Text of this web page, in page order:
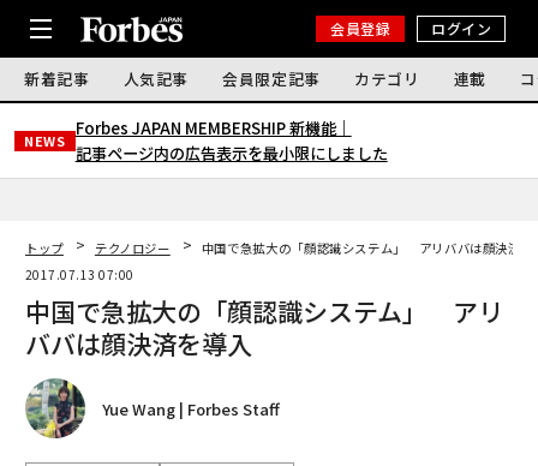
会員登録 ログイン
新着記事 人気記事 会員限定記事 カテゴリ 連載
NEWS
Forbes JAPAN MEMBERSHIP 新機能｜
記事ページ内の広告表示を最小限にしました
トップ テクノロジー
中国で急拡大の「顔認識システム」 アリババは顔決済を
2017.07.13 07:00
中国で急拡大の「顔認識システム」 アリ
ババは顔決済を導入
Yue Wang | Forbes Staff